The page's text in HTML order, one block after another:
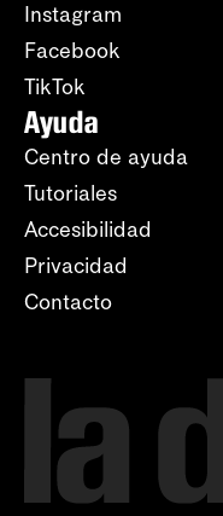
Instagram
Facebook
TikTok
Ayuda
Centro de ayuda
Tutoriales
Accesibilidad
Privacidad
Contacto